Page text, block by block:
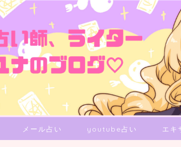
メール占い youtube占い エキ